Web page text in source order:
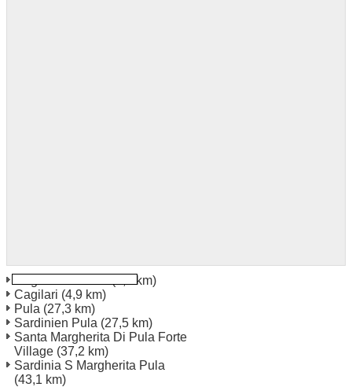
(3,4 km)
Cagilari (4,9 km)
Pula (27,3 km)
Sardinien Pula (27,5 km)
Santa Margherita Di Pula Forte
Village (37,2 km)
Sardinia S Margherita Pula
(43,1 km)